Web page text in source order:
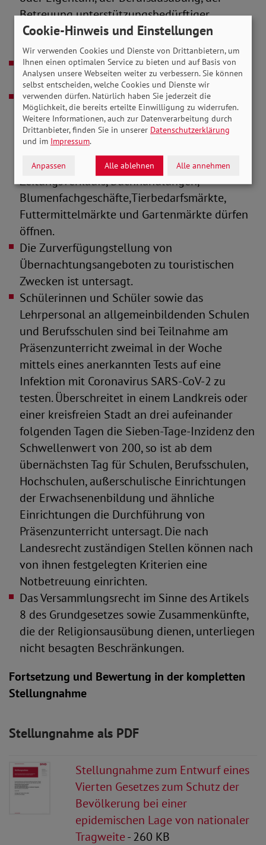
Betreuung unterstützungsbedürftiger
Personen oder Minderjähriger oder der
Begleitung Sterbender,
Freizeiteinrichtungen und Gaststätten bleiben
geschlossen,
Lebensmittelhandel einschließlich der
Direktvermarktung, ebenso Getränkemärkte,
Reformhäuser, Babyfachmärkte,Apotheken,
Sanitätshäuser, Drogerien, Optiker,
Hörgeräteakustiker,Tankstellen, Stellen des
Zeitungsverkaufs, Buchhandlungen,
Blumenfachgeschäfte,Tierbedarfsmärkte,
Futtermittelmärkte und Gartenmärkte dürfen
öffnen.
Die Zurverfügungstellung von
Übernachtungsangeboten zu touristischen
Zwecken ist untersagt.
Schülerinnen und Schüler sowie das
Lehrpersonal an allgemeinbildenden Schulen
und Berufsschulen sind bei Teilnahme am
Präsenzunterricht zweimal in der Woche
mittels eines anerkannten Tests auf eine
Infektion mit Coronavirus SARS-CoV-2 zu
testen. Überschreitet in einem Landkreis oder
einer kreisfreien Stadt an drei aufeinander
folgenden Tagen die Sieben-Tage-Inzidenz den
Schwellenwert von 200, so ist ab dem
übernächsten Tag für Schulen, Berufsschulen,
Hochschulen, außerschulische Einrichtungen
der Erwachsenenbildung und ähnliche
Einrichtungen die Durchführung von
Präsenzunterricht untersagt. Die nach
Landesrecht zuständigen Stellen können nach
von ihnen festgelegten Kriterien eine
Notbetreuung einrichten.
Das Versammlungsrecht im Sinne des Artikels
8 des Grundgesetzes sowie Zusammenkünfte,
die der Religionsausübung dienen, unterliegen
nicht besagten Beschränkungen.
Fortsetzung und Bewertung in der kompletten
Stellungnahme
Stellungnahme als PDF
Stellungnahme zum Entwurf eines
Vierten Gesetzes zum Schutz der
Bevölkerung bei einer
epidemischen Lage von nationaler
Tragweite- 260 KB
Cookie-Hinweis und Einstellungen
Wir verwenden Cookies und Dienste von Drittanbietern, um
Ihnen einen optimalen Service zu bieten und auf Basis von
Analysen unsere Webseiten weiter zu verbessern. Sie können
selbst entscheiden, welche Cookies und Dienste wir
verwenden dürfen. Natürlich haben Sie jederzeit die
Möglichkeit, die bereits erteilte Einwilligung zu widerrufen.
Weitere Informationen, auch zur Datenverarbeitung durch
Drittanbieter, finden Sie in unserer Datenschutzerklärung
und im Impressum.
Anpassen Alle ablehnen Alle annehmen